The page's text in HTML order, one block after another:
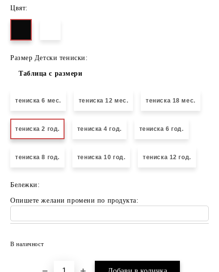
Цвят:
Размер Детски тениски:
Таблица с размери
тениска 6 мес. тениска 12 мес. тениска 18 мес.
тениска 2 год. тениска 4 год. тениска 6 год.
тениска 8 год. тениска 10 год. тениска 12 год.
Бележки:
Опишете желани промени по продукта:
В наличност